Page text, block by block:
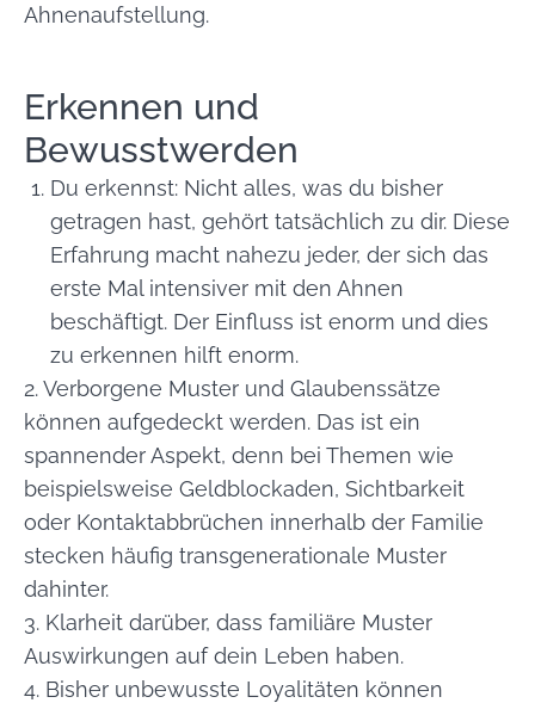
Ahnenaufstellung.
Erkennen und
Bewusstwerden
Du erkennst: Nicht alles, was du bisher
getragen hast, gehört tatsächlich zu dir. Diese
Erfahrung macht nahezu jeder, der sich das
erste Mal intensiver mit den Ahnen
beschäftigt. Der Einfluss ist enorm und dies
zu erkennen hilft enorm.
2. Verborgene Muster und Glaubenssätze
können aufgedeckt werden. Das ist ein
spannender Aspekt, denn bei Themen wie
beispielsweise Geldblockaden, Sichtbarkeit
oder Kontaktabbrüchen innerhalb der Familie
stecken häufig transgenerationale Muster
dahinter.
3. Klarheit darüber, dass familiäre Muster
Auswirkungen auf dein Leben haben.
4. Bisher unbewusste Loyalitäten können